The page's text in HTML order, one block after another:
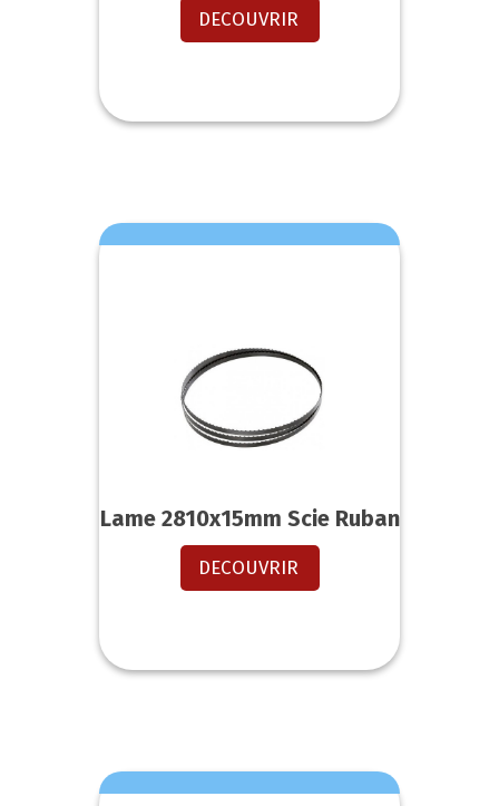
DECOUVRIR
Lame 2810x15mm Scie Ruban
DECOUVRIR